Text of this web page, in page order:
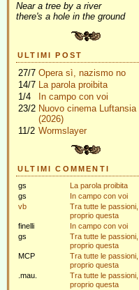
Near a tree by a river
there's a hole in the ground
ULTIMI POST
27/7 Opera sì, nazismo no
14/7 La parola proibita
1/4
In campo con voi
23/2 Nuovo cinema Luftansia
(2026)
11/2 Wormslayer
ULTIMI COMMENTI
gs
La parola proibita
gs
In campo con voi
vb
Tra tutte le passioni,
proprio questa
finelli
In campo con voi
gs
Tra tutte le passioni,
proprio questa
MCP
Tra tutte le passioni,
proprio questa
.mau.
Tra tutte le passioni,
proprio questa